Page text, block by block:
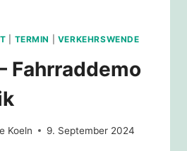
TERMIN VERKEHRSWENDE
Fahrraddemo
Koeln 9. September 2024